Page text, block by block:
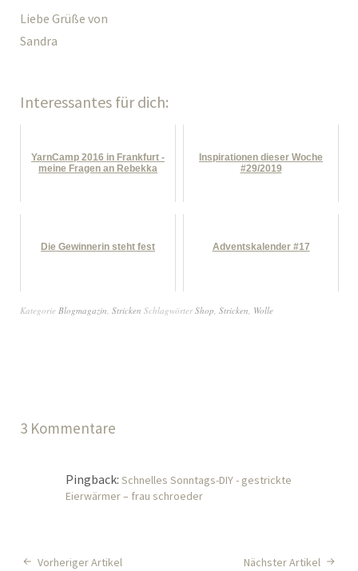
Liebe Grüße von
Sandra
Interessantes für dich:
YarnCamp 2016 in Frankfurt -
meine Fragen an Rebekka
Inspirationen dieser Woche
#29/2019
Die Gewinnerin steht fest Adventskalender #17
Kategorie Blogmagazin, Stricken SchlagwörterShop, Stricken, Wolle
3 Kommentare
Pingback: Schnelles Sonntags-DIY - gestrickte
Eierwärmer – frau schroeder
Vorheriger Artikel Nächster Artikel